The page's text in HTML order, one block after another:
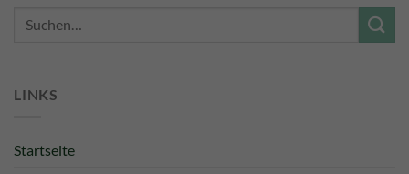
Suche
LINKS
Startseite